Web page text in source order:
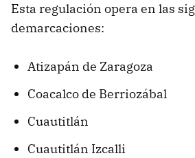
Esta regulación opera en las
demarcaciones:
Atizapán de Zaragoza
Coacalco de Berriozábal
Cuautitlán
Cuautitlán Izcalli